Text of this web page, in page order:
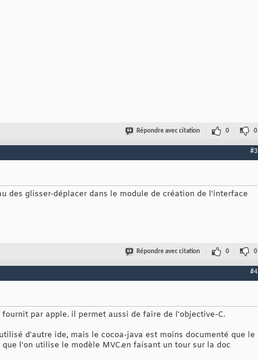
Répondre avec citation 0 0
#3
des glisser-déplacer dans le module de création de l'interface
Répondre avec citation 0 0
#4
par apple. il permet aussi de faire de l'objective-C.
d'autre ide, mais le cocoa-java est moins documenté que le
l'on utilise le modèle MVC.en faisant un tour sur la doc